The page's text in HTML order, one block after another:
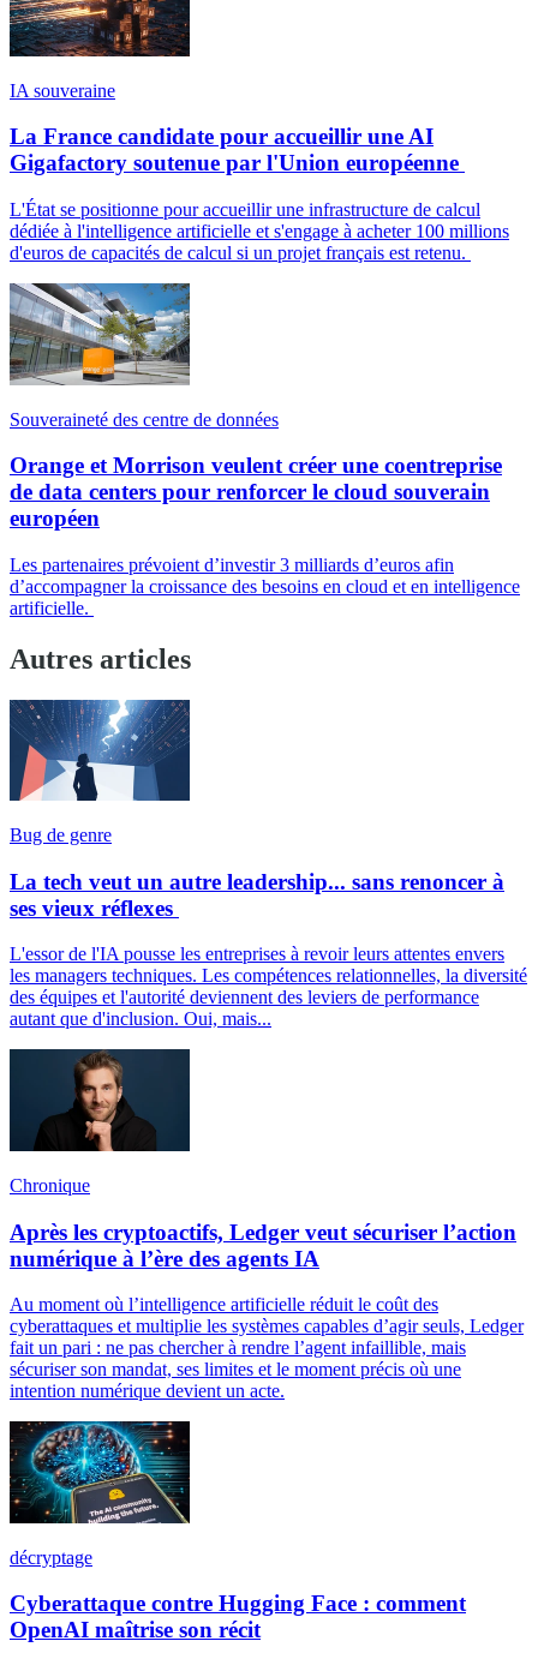
IA souveraine
La France candidate pour accueillir une AI
Gigafactory soutenue par l'Union européenne
L'État se positionne pour accueillir une infrastructure de calcul
dédiée à l'intelligence artificielle et s'engage à acheter 100 millions
d'euros de capacités de calcul si un projet français est retenu.
Souveraineté des centre de données
Orange et Morrison veulent créer une coentreprise
de data centers pour renforcer le cloud souverain
européen
Les partenaires prévoient d’investir 3 milliards d’euros afin
d’accompagner la croissance des besoins en cloud et en intelligence
artificielle.
Autres articles
Bug de genre
La tech veut un autre leadership... sans renoncer à
ses vieux réflexes
L'essor de l'IA pousse les entreprises à revoir leurs attentes envers
les managers techniques. Les compétences relationnelles, la diversité
des équipes et l'autorité deviennent des leviers de performance
autant que d'inclusion. Oui, mais...
Chronique
Après les cryptoactifs, Ledger veut sécuriser l’action
numérique à l’ère des agents IA
Au moment où l’intelligence artificielle réduit le coût des
cyberattaques et multiplie les systèmes capables d’agir seuls, Ledger
fait un pari : ne pas chercher à rendre l’agent infaillible, mais
sécuriser son mandat, ses limites et le moment précis où une
intention numérique devient un acte.
décryptage
Cyberattaque contre Hugging Face : comment
OpenAI maîtrise son récit